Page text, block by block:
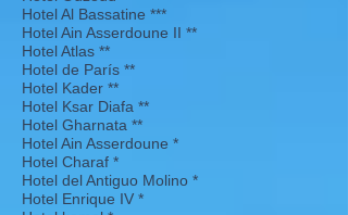
Hotel Al Bassatine ***
Hotel Ain Asserdoune II **
Hotel Atlas **
Hotel de París **
Hotel Kader **
Hotel Ksar Diafa **
Hotel Gharnata **
Hotel Ain Asserdoune *
Hotel Charaf *
Hotel del Antiguo Molino *
Hotel Enrique IV *